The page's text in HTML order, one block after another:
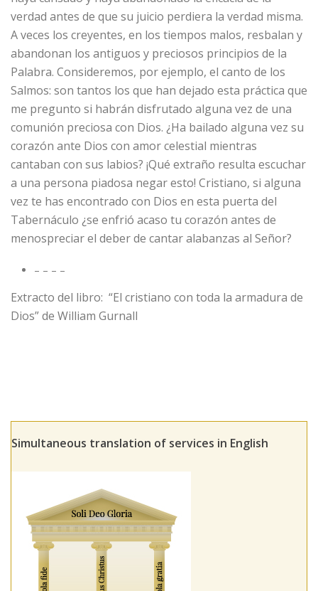
verdad antes de que su juicio perdiera la verdad misma.
A veces los creyentes, en los tiempos malos, resbalan y
abandonan los antiguos y preciosos principios de la
Palabra. Consideremos, por ejemplo, el canto de los
Salmos: son tantos los que han dejado esta práctica que
me pregunto si habrán disfrutado alguna vez de una
comunión preciosa con Dios. ¿Ha bailado alguna vez su
corazón ante Dios con amor celestial mientras
cantaban con sus labios? ¡Qué extraño resulta escuchar
a una persona piadosa negar esto! Cristiano, si alguna
vez te has encontrado con Dios en esta puerta del
Tabernáculo ¿se enfrió acaso tu corazón antes de
menospreciar el deber de cantar alabanzas al Señor?
– – – –
Extracto del libro: “El cristiano con toda la armadura de
Dios” de William Gurnall
Simultaneous translation of services in English